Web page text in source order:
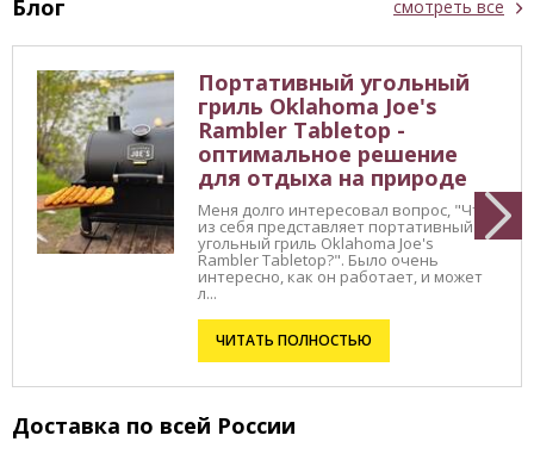
Блог смотреть все
Портативный угольный
гриль Oklahoma Joe's
Rambler Tabletop -
оптимальное решение
для отдыха на природе
Меня долго интересовал вопрос, "Что
из себя представляет портативный
угольный гриль Oklahoma Joe's
Rambler Tabletop?". Было очень
интересно, как он работает, и может
л...
ЧИТАТЬ ПОЛНОСТЬЮ
Доставка по всей России